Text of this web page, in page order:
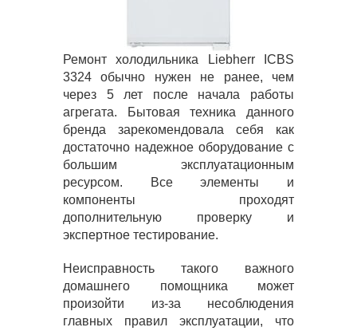
Ремонт холодильника Liebherr ICBS
3324 обычно нужен не ранее, чем
через 5 лет после начала работы
агрегата. Бытовая техника данного
бренда зарекомендовала себя как
достаточно надежное оборудование с
большим эксплуатационным
ресурсом. Все элементы и
компоненты проходят
дополнительную проверку и
экспертное тестирование.
Неисправность такого важного
домашнего помощника может
произойти из-за несоблюдения
главных правил эксплуатации, что